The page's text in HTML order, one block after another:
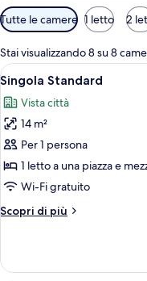
Filtri
disponibili
per
le
camere
Tutte le camere 1 letto 2
Stai visualizzando 8 su 8
Apri
tutte
le
foto
per
Singola
Standard
1
Singola Standard
Vista città
14 m²
Per 1 persona
1 letto a una piazza e
Wi-Fi gratuito
Scopri di più
Altri
Standard